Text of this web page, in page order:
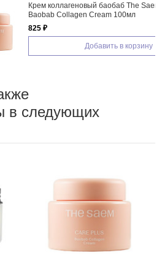
баобаб The Saem Care Plus
Cream 100мл
Добавить в корзину
в следующих